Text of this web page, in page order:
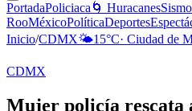
PortadaPoliciaca 🌀 Huracanes
RooMéxicoPolíticaDeportes
Inicio/CDMX🌤️15°C· Ciudad de
CDMX
Mujer policía rescata